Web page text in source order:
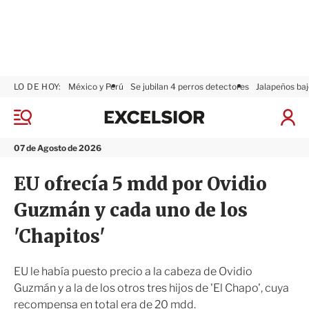
M
n
07 de Agosto de 2026
LO DE HOY: México y Perú Se jubilan 4 perros detectores Jalapeños
I
x
o
r
EU ofrecía 5 mdd por Ovidio
Guzmán y cada uno de los
'Chapitos'
EU le había puesto precio a la cabeza de Ovidio
Guzmán y a la de los otros tres hijos de 'El Chapo', cuya
recompensa en total era de 20 mdd.